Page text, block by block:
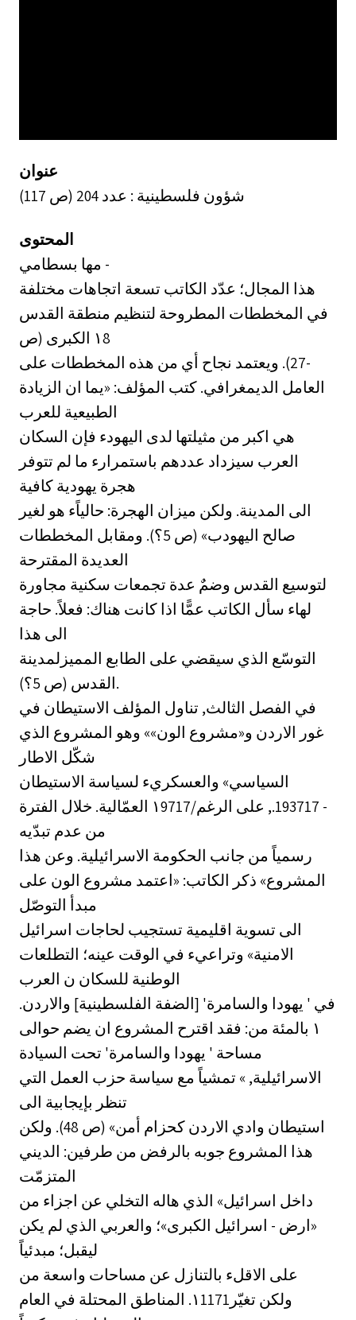
عنوان
شؤون فلسطينية : عدد 204 (ص 117)
المحتوى
مها بسطامي -
هذا المجال؛ عدّد الكاتب تسعة اتجاهات مختلفة
في المخططات المطروحة لتنظيم منطقة القدس
‏-27). ويعتمد نجاح أي من هذه المخططات على
العامل الديمغرافي. كتب المؤلف: «يما ان الزيادة
الطبيعية للعرب
هي اكبر من مثيلتها لدى اليهودء فإن السكان
العرب سيزداد عددهم باستمرارء ما لم تتوفر
هجرة يهودية كافية
الى المدينة. ولكن ميزان الهجرة: حالياًء هو لغير
صالح اليهودب» (ص 5؟). ومقابل المخططات
العديدة المقترحة
لتوسيع القدس وضمٌ عدة تجمعات سكنية مجاورة
لهاء سأل الكاتب عمًّا اذا كانت هناك: فعلاً. حاجة
الى هذا
التوسّع الذي سيقضي على الطابع المميزلمدينة
القدس (ص 5؟).
في الفصل الثالث, تناول المؤلف الاستيطان في
غور الاردن و«مشروع الون»» وهو المشروع الذي
شكّل الاطار
السياسي» والعسكريء لسياسة الاستيطان
العمّالية. خلال الفترة ‎١9717/‏ - 193717., على الرغم
من عدم تبدّيه
رسمياً من جانب الحكومة الاسرائيلية. وعن هذا
المشروع» ذكر الكاتب: «اعتمد مشروع الون على
مبدأ التوصّل
الى تسوية اقليمية تستجيب لحاجات اسرائيل
الامنية» وتراعيء في الوقت عينه؛ التطلعات
الوطنية للسكان ن العرب
في ' يهودا والسامرة' [الضفة الفلسطينية] والاردن.
فقد اقترح المشروع ان يضم حوالى ‎:١‏ بالمئة من
مساحة ' يهودا والسامرة' تحت السيادة
الاسرائيلية, » تمشياً مع سياسة حزب العمل التي
تنظر بإيجابية الى
استيطان وادي الاردن كحزام أمن» (ص 48). ولكن
هذا المشروع جوبه بالرفض من طرفين: الديني
المتزمّت
داخل اسرائيل» الذي هاله التخلي عن اجزاء من
«ارض - اسرائيل الكبرى»؛ والعربي الذي لم يكن
ليقبل؛ مبدئياً
على الاقلء بالتنازل عن مساحات واسعة من
المناطق المحتلة في العام ‎.١1171‏ ولكن تغيّر